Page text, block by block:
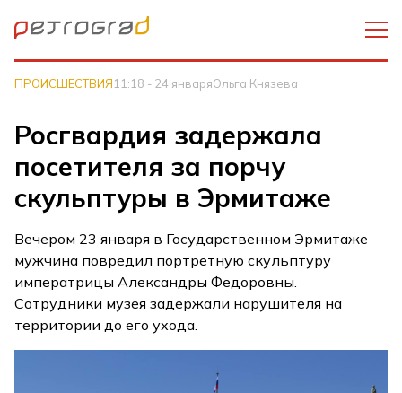
ПРОИСШЕСТВИЯ11:18 - 24 январяОльга Князева
Росгвардия задержала
посетителя за порчу
скульптуры в Эрмитаже
Вечером 23 января в Государственном Эрмитаже
мужчина повредил портретную скульптуру
императрицы Александры Федоровны.
Сотрудники музея задержали нарушителя на
территории до его ухода.